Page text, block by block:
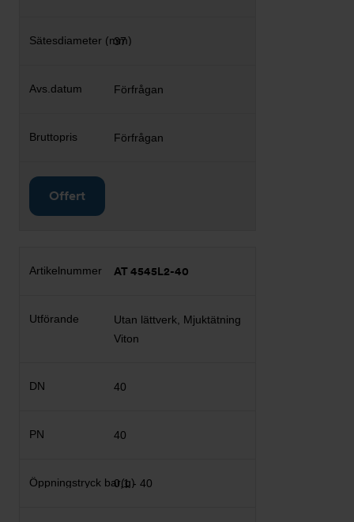
37
Förfrågan
Förfrågan
Offert
AT 4545L2-40
Utan lättverk, Mjuktätning
Viton
40
40
0,1 - 40